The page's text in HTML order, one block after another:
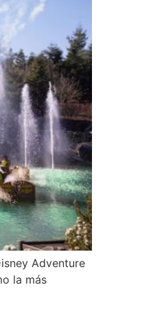
Adventure
la más